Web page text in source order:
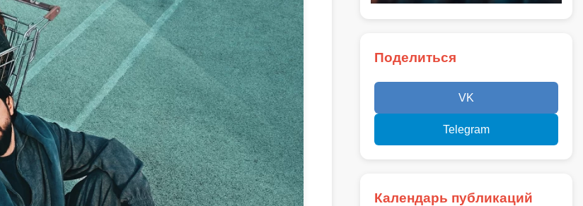
Поделиться
VK
Telegram
Календарь публикаций